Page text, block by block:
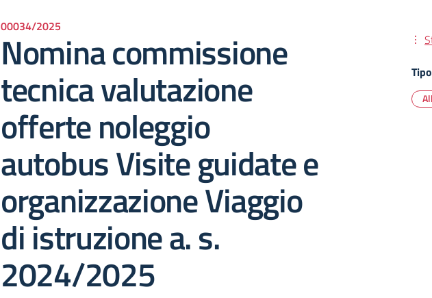
00034/2025
Nomina commissione
tecnica valutazione
offerte noleggio
autobus Visite guidate e
organizzazione Viaggio
di istruzione a. s.
2024/2025